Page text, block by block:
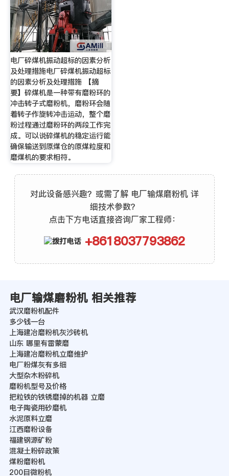
电厂碎煤机振动超标的因素分析
及处理措施电厂碎煤机振动超标
的因素分析及处理措施 【摘
要】碎煤机是一种带有磨粉环的
冲击转子式磨粉机，磨粉环会随
着转子作旋转冲击运动，整个磨
粉过程通过磨粉环的两段工作完
成。可以说碎煤机的稳定运行能
确保输送到原煤仓的原煤粒度和
磨煤机的要求相符。
对此设备感兴趣？或需了解 电厂输煤磨粉机 详
细技术参数？
点击下方电话直接咨询厂家工程师：
+8618037793862
电厂输煤磨粉机 相关推荐
武汉磨粉机配件
多少钱一台
上海建冶磨粉机灰沙砖机
山东 哪里有雷蒙磨
上海建冶磨粉机立磨维护
电厂粉煤灰有多细
大型杂木粉碎机
磨粉机型号及价格
把粒铁的铁锈磨掉的机器 立磨
电子陶瓷用砂磨机
水泥原料立磨
江西磨粉设备
福建钢源矿粉
混凝土粉碎政策
煤粉磨粉机
200目微粉机